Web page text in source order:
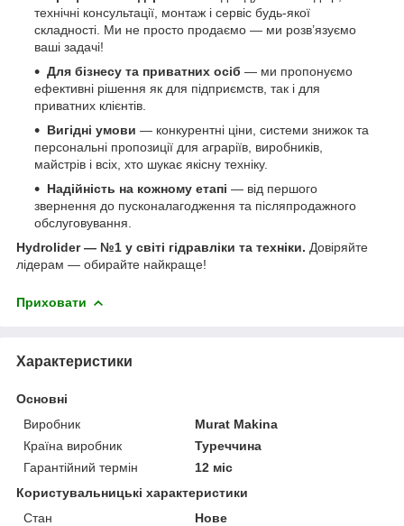
технічні консультації, монтаж і сервіс будь-якої
складності. Ми не просто продаємо — ми розв’язуємо
ваші задачі!
Для бізнесу та приватних осіб — ми пропонуємо
ефективні рішення як для підприємств, так і для
приватних клієнтів.
Вигідні умови — конкурентні ціни, системи знижок та
персональні пропозиції для аграріїв, виробників,
майстрів і всіх, хто шукає якісну техніку.
Надійність на кожному етапі — від першого
звернення до пусконалагодження та післяпродажного
обслуговування.
Hydrolider — №1 у світі гідравліки та техніки. Довіряйте
лідерам — обирайте найкраще!
Приховати
Характеристики
Основні
Виробник
Murat Makina
Країна виробник
Туреччина
Гарантійний термін
12 міс
Користувальницькі характеристики
Стан
Нове